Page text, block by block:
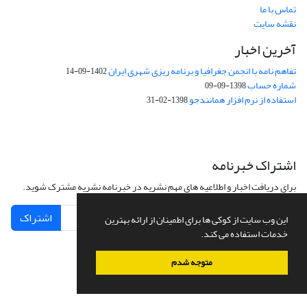
این وب سایت از کوکی ها برای اطمینان از ارائه بهترین
خدمات استفاده می کند.
متوجه شدم
تماس با ما
نقشه سایت
آخرین اخبار
تفاهم نامه با انجمن جغرافیا و برنامه ریزی شهری ایران1402-09-14
شماره حساب1398-09-09
استفاده از نرم افزار همانندجو1398-02-31
اشتراک خبرنامه
برای دریافت اخبار و اطلاعیه های مهم نشریه در خبرنامه نشریه مشترک شوید.
اشتراک
سامانه مدیریت نشریات علمی.طراحی و پیاده سازی ازسیناوب